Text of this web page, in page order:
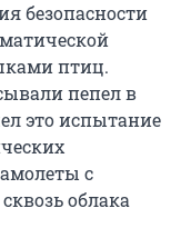
безопасности
птиц.
пепел в
это испытание
с
облака